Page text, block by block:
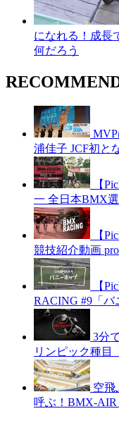
になれる！成長
何だろう
浦佳子 JCF初と
【
一 全日本BMX
【
競技紹介動画
【
RACING #9「
3分
リンピック種目
空飛
呼ぶ！BMX-